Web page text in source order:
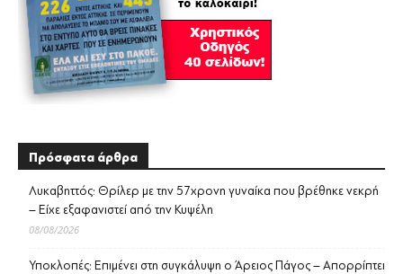
Πρόσφατα άρθρα
Λυκαβηττός: Θρίλερ με την 57χρονη γυναίκα που βρέθηκε νεκρή
– Είχε εξαφανιστεί από την Κυψέλη
08/08/2026
Υποκλοπές: Επιμένει στη συγκάλυψη ο Άρειος Πάγος – Απορρίπτει